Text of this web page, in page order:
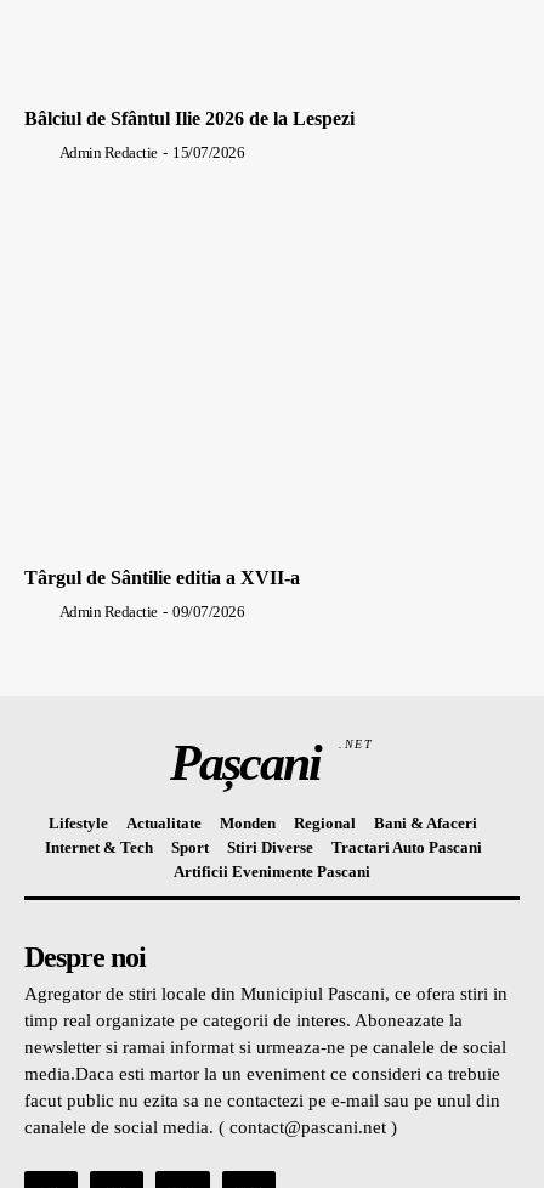
Bâlciul de Sfântul Ilie 2026 de la Lespezi
Admin Redactie - 15/07/2026
Târgul de Sântilie editia a XVII-a
Admin Redactie - 09/07/2026
Pașcani .NET
Lifestyle Actualitate Monden Regional
Bani & Afaceri
Internet & Tech
Sport Stiri Diverse
Tractari Auto Pascani
Artificii Evenimente Pascani
Despre noi
Agregator de stiri locale din Municipiul Pascani, ce ofera stiri in
timp real organizate pe categorii de interes. Aboneazate la
newsletter si ramai informat si urmeaza-ne pe canalele de social
media.Daca esti martor la un eveniment ce consideri ca trebuie
facut public nu ezita sa ne contactezi pe e-mail sau pe unul din
canalele de social media. ( contact@pascani.net )